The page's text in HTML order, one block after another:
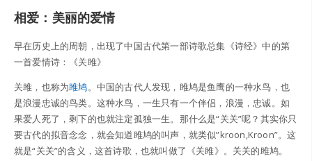
相爱：美丽的爱情
早在历史上的周朝，出现了中国古代第一部诗歌总集《诗经》中的第
一首爱情诗：《关雎》
关雎，也称为雎鸠。中国的古代人发现，雎鸠是鱼鹰的一种水鸟，也
是浪漫忠诚的鸟类。这种水鸟，一生只有一个伴侣，浪漫，忠诚。如
果爱人死了，剩下的也就注定孤独一生。那什么是“关关”呢？其实你只
要古代的拟音念念，就会知道雎鸠的叫声，就类似”kroon,Kroon”。这
就是“关关”的含义，这首诗歌，也就叫做了《关雎》。关关的雎鸠。